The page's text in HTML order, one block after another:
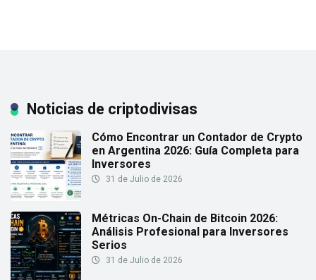
Noticias de criptodivisas
Cómo Encontrar un Contador de Crypto
en Argentina 2026: Guía Completa para
Inversores
31 de Julio de 2026
Métricas On-Chain de Bitcoin 2026:
Análisis Profesional para Inversores
Serios
31 de Julio de 2026